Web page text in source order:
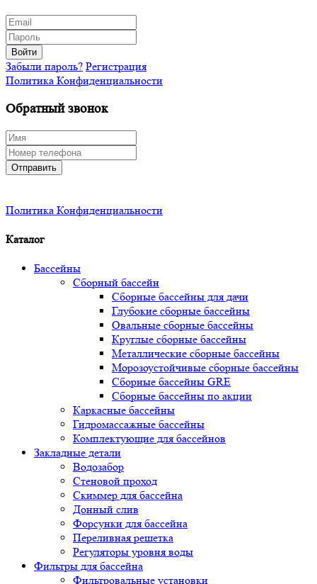
Войти
Забыли пароль? Регистрация
Политика Конфиденциальности
Обратный звонок
Отправить
Политика Конфиденциальности
Каталог
Бассейны
Сборный бассейн
Сборные бассейны для дачи
Глубокие сборные бассейны
Овальные сборные бассейны
Круглые сборные бассейны
Металлические сборные бассейны
Морозоустойчивые сборные бассейны
Сборные бассейны GRE
Сборные бассейны по акции
Каркасные бассейны
Гидромассажные бассейны
Комплектующие для бассейнов
Закладные детали
Водозабор
Стеновой проход
Скиммер для бассейна
Донный слив
Форсунки для бассейна
Переливная решетка
Регуляторы уровня воды
Фильтры для бассейна
Фильтровальные установки